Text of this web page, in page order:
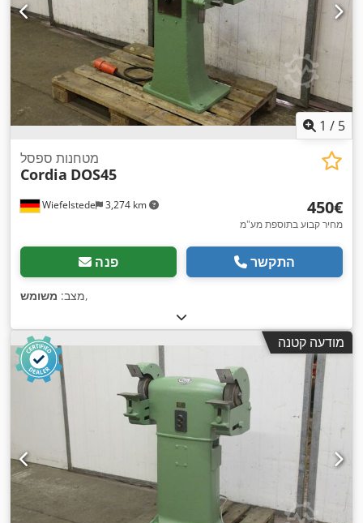
1 / 5
Wiefelstede 3,274 km
מטחנות ספסל
Cordia DOS45
‏450 ‏€
מחיר קבוע בתוספת מע"מ
פנה התקשר
מצב: משומש ,
מודעה קטנה